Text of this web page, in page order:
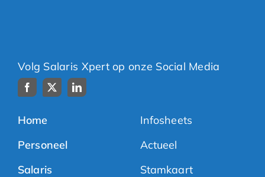
Volg Salaris Xpert op onze Social Media
Home
Personeel
Salaris
Infosheets
Actueel
Stamkaart